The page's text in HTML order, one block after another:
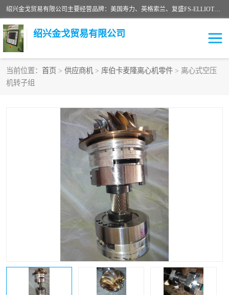
绍兴金戈贸易有限公司主要经营品牌：美国寿力、英格索兰、复盛FS-ELLIOTT，库伯COOPER、阿特拉斯等品牌空压机及配件销售；承接全厂空气压缩机管理、维护保养；节能改造；气体干燥机销售、维护、维修、保养。销售各种品牌空压机空气滤芯、油滤芯、油气分离器；精密过滤器滤芯；除油雾滤芯；抽真空滤芯，消音器，疏水器。劳务承接：全厂空压机维修保养工程，安装工程；移机或汰换工程；节能改造工程等。
绍兴金戈贸易有限公司
当前位置： 首页 > 供应商机 > 库伯卡麦隆离心机零件 > 离心式空压
机转子组
二手空压机
英格索兰配件
闽台富源特种陶瓷
美国寿力空压机零部件 英格索兰离心机空滤芯
英格索兰COOPER离心机 库伯卡麦隆离心机零件
离心式压缩机高速转子组
复盛离心机零件 中冷耐高温气侧密封胶垫
阿特拉斯
冷却器 复盛FS-elliott离心机零件